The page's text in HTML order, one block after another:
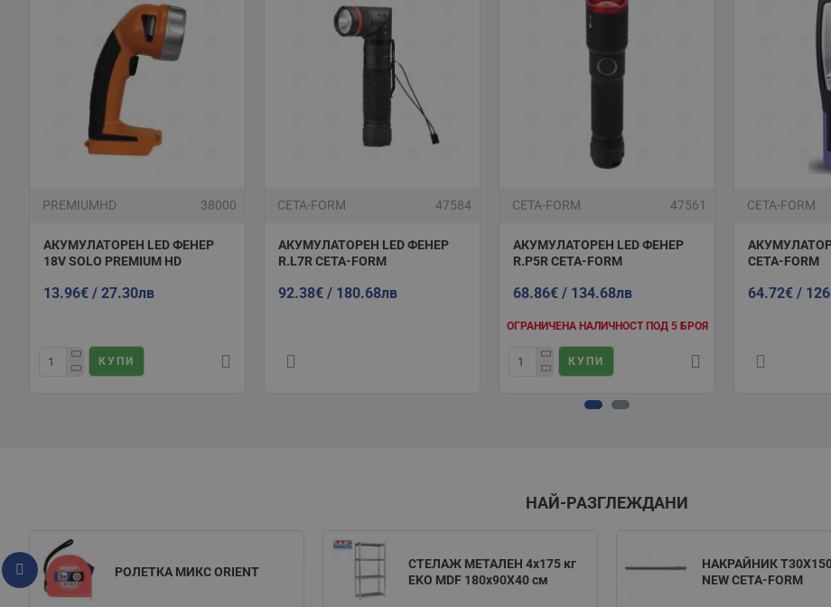
PREMIUMHD 38000
АКУМУЛАТОРЕН LED ФЕНЕР
18V SOLO PREMIUM HD
13.96€ / 27.30лв
КУПИ
CETA-FORM 47584
АКУМУЛАТОРЕН LED ФЕНЕР
R.L7R CETA-FORM
92.38€ / 180.68лв
CETA-FORM 47561
АКУМУЛАТОРЕН LED ФЕНЕР
R.P5R CETA-FORM
68.86€ / 134.68лв
ОГРАНИЧЕНА НАЛИЧНОСТ ПОД 5 БРОЯ
КУПИ
CETA-FORM
CETA-FORM
64.72€ /
НАЙ-РАЗГЛЕЖДАНИ
РОЛЕТКА МИКС ORIENT
СТЕЛАЖ МЕТАЛЕН 4х175 кг
EKO MDF 180х90X40 см
НАКРАЙНИК
NEW CETA-FORM